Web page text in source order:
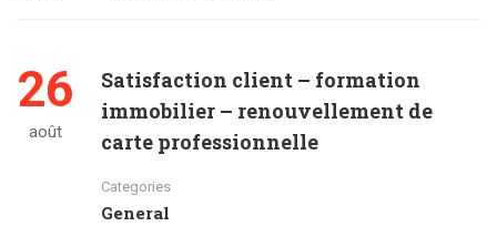
26
août
Satisfaction client – formation
immobilier – renouvellement de
carte professionnelle
Categories
General